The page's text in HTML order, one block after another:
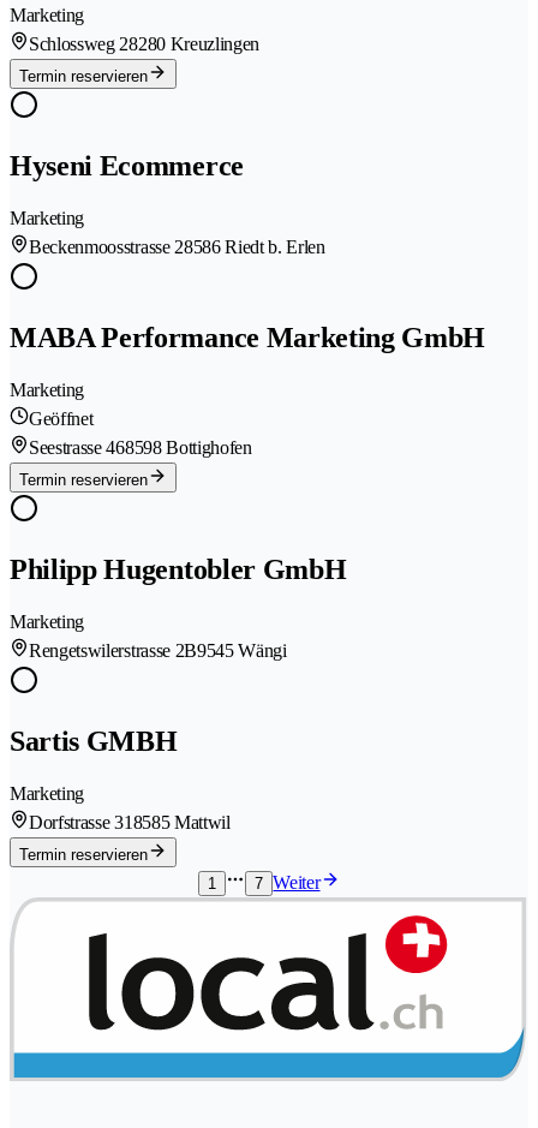
Marketing
Schlossweg 28280 Kreuzlingen
Termin reservieren
Hyseni Ecommerce
Marketing
Beckenmoosstrasse 28586 Riedt b. Erlen
MABA Performance Marketing GmbH
Marketing
Geöffnet
Seestrasse 468598 Bottighofen
Termin reservieren
Philipp Hugentobler GmbH
Marketing
Rengetswilerstrasse 2B9545 Wängi
Sartis GMBH
Marketing
Dorfstrasse 318585 Mattwil
Termin reservieren
1
7 Weiter